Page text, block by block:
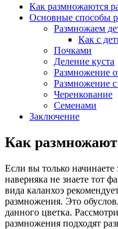
Как размножаются
Основные способы
Размножаем
Как с
Почками
Деление куста
Размножение
Размножение
Черенкование
Семенами
Заключение
Как
Если вы только начинаете
наверняка не знаете тот
вида каланхоэ
размножения. Это
данного цветка.
размножения подходят